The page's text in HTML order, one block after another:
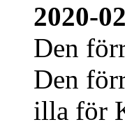
2020-
Den
Den
illa för